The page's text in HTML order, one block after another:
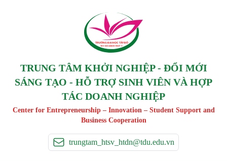
TRƯỜNG ĐẠI HỌC TÂY ĐÔ
TAY DO UNIVERSIT Y
TRUNG TÂM KHỞI NGHIỆP - ĐỔI MỚI
SÁNG TẠO - HỖ TRỢ SINH VIÊN VÀ HỢP
TÁC DOANH NGHIỆP
Center for Entrepreneurship – Innovation – Student Support and
Business Cooperation
trungtam_htsv_htdn@tdu.edu.vn